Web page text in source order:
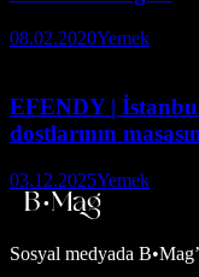
08.02.2020Yemek
EFENDY |
dostlarının
03.12.2025Yemek
Sosyal medyada